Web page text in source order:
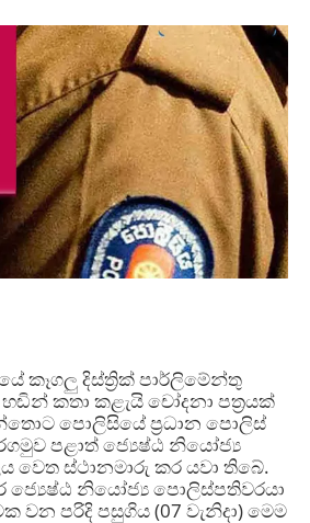
කෑගලු දිස්ත්‍රික් පාර්ලිමේන්තු
කතා කළැයි චෝදනා පත්‍රයක්
පොලිසියේ ප්‍රධාන පොලිස්
පළාත්ජ්‍යෙෂ්ඨ නියෝජ්‍ය
වෙත ස්ථානමාරු කර යවා තිබේ.
ජ්‍යෙෂ්ඨ නියෝජ්‍ය පොලිස්පතිවරයා
වන පරිදි පසුගිය(07 වැනිදා)මෙම